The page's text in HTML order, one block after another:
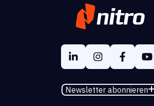
Newsletter abonnieren